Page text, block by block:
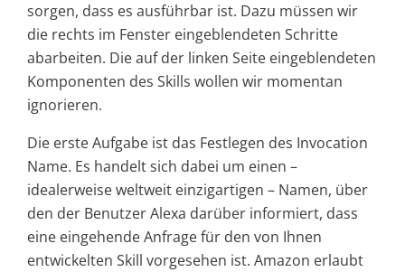
sorgen, dass es ausführbar ist. Dazu müssen wir
die rechts im Fenster eingeblendeten Schritte
abarbeiten. Die auf der linken Seite eingeblendeten
Komponenten des Skills wollen wir momentan
ignorieren.
Die erste Aufgabe ist das Festlegen des Invocation
Name. Es handelt sich dabei um einen –
idealerweise weltweit einzigartigen – Namen, über
den der Benutzer Alexa darüber informiert, dass
eine eingehende Anfrage für den von Ihnen
entwickelten Skill vorgesehen ist. Amazon erlaubt